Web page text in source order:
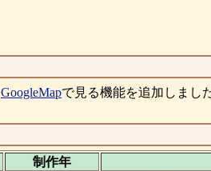
GoogleMapで見る機能を追加しまし
制作年